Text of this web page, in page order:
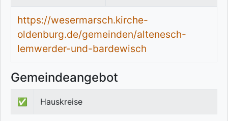
https://wesermarsch.kirche-
oldenburg.de/gemeinden/altenesch-
lemwerder-und-bardewisch
Gemeindeangebot
✅ Hauskreise